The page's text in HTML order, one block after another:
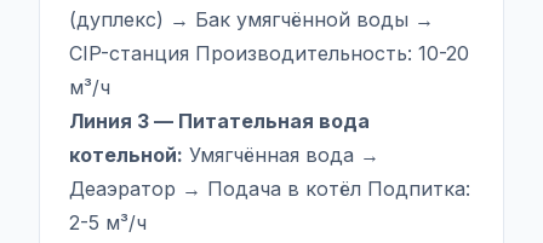
(дуплекс) → Бак умягчённой воды →
CIP-станция Производительность: 10-20
м³/ч
Линия 3 — Питательная вода
котельной: Умягчённая вода →
Деаэратор → Подача в котёл Подпитка:
2-5 м³/ч